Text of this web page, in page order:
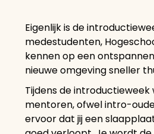
Eigenlijk is de
medestudenten,
kennen op een
nieuwe omgeving sneller
Tijdens de
mentoren, ofwel intro-
ervoor dat jij een